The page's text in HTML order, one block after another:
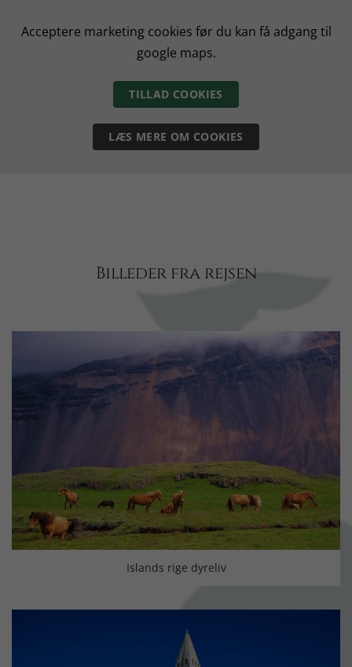
Acceptere marketing cookies før du kan få adgang til
google maps.
TILLAD COOKIES
LÆS MERE OM COOKIES
Billeder fra rejsen
Islands rige dyreliv